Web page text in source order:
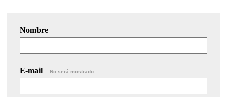
Nombre
E-mail No será mostrado.